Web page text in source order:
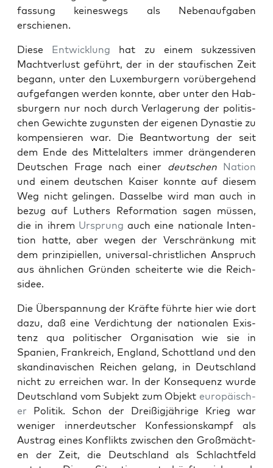
fas­sung keineswegs als Nebe­nauf­gaben
erschienen.
Diese Entwick­lung hat zu einem sukzes­siv­en
Machtver­lust geführt, der in der stau­fis­chen Zeit
begann, unter den Lux­em­burg­ern vorüberge­hend
aufge­fan­gen wer­den kon­nte, aber unter den Hab­
s­burg­ern nur noch durch Ver­lagerung der poli­tis­
chen Gewichte zugun­sten der eige­nen Dynas­tie zu
kom­pen­sieren war. Die Beant­wor­tung der seit
dem Ende des Mit­te­lal­ters immer drän­gen­deren
Deutschen Frage nach ein­er deutschen Nation
und einem deutschen Kaiser kon­nte auf diesem
Weg nicht gelin­gen. Das­selbe wird man auch in
bezug auf Luthers Ref­or­ma­tion sagen müssen,
die in ihrem Ursprung auch eine nationale Inten­
tion hat­te, aber wegen der Ver­schränkung mit
dem prinzip­iellen, uni­ver­sal-christlichen Anspruch
aus ähn­lichen Grün­den scheit­erte wie die Reich­
sidee.
Die Überspan­nung der Kräfte führte hier wie dort
dazu, daß eine Verdich­tung der nationalen Exis­
tenz qua poli­tis­ch­er Organ­i­sa­tion wie sie in
Spanien, Frankre­ich, Eng­land, Schot­t­land und den
skan­di­navis­chen Reichen gelang, in Deutsch­land
nicht zu erre­ichen war. In der Kon­se­quenz wurde
Deutsch­land vom Sub­jekt zum Objekt europäis­ch­
er Poli­tik. Schon der Dreißigjährige Krieg war
weniger innerdeutsch­er Kon­fes­sion­skampf als
Aus­trag eines Kon­flik­ts zwis­chen den Großmächt­
en der Zeit, die Deutsch­land als Schlacht­feld